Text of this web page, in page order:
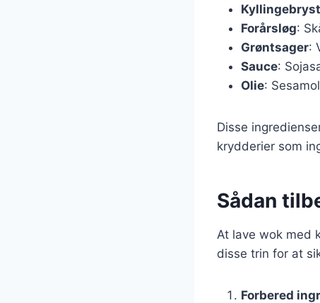
Kyllingebryst
Forårsløg:
Grøntsager:
Sauce:
Olie:
Disse
krydderier som
Sådan
At lave wok med
disse trin for at
Forbered